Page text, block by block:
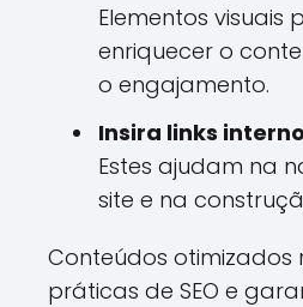
Elementos visuais
enriquecer o
o engajamento.
Insira links
Estes ajudam na
site e na
Conteúdos otimizados
práticas de SEO e